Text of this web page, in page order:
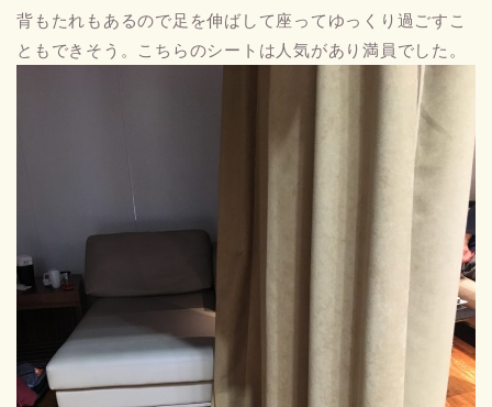
背もたれもあるので足を伸ばして座ってゆっくり過ごすこ
ともできそう。こちらのシートは人気があり満員でした。